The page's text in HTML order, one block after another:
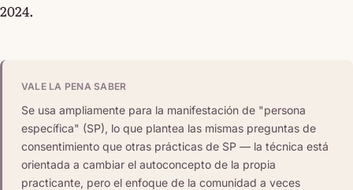
2024.
VALE LA PENA SABER
Se usa ampliamente para la manifestación de "persona
específica" (SP), lo que plantea las mismas preguntas de
consentimiento que otras prácticas de SP — la técnica está
orientada a cambiar el autoconcepto de la propia
practicante, pero el enfoque de la comunidad a veces